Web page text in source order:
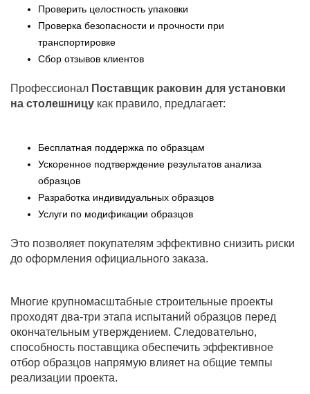
Проверить целостность упаковки
Проверка безопасности и прочности при
транспортировке
Сбор отзывов клиентов
Профессионал Поставщик раковин для установки
на столешницу как правило, предлагает:
Бесплатная поддержка по образцам
Ускоренное подтверждение результатов анализа
образцов
Разработка индивидуальных образцов
Услуги по модификации образцов
Это позволяет покупателям эффективно снизить риски
до оформления официального заказа.
Многие крупномасштабные строительные проекты
проходят два-три этапа испытаний образцов перед
окончательным утверждением. Следовательно,
способность поставщика обеспечить эффективное
отбор образцов напрямую влияет на общие темпы
реализации проекта.